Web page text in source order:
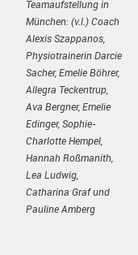
Teamaufstellung in
München: (v.l.) Coach
Alexis Szappanos,
Physiotrainerin Darcie
Sacher, Emelie Böhrer,
Allegra Teckentrup,
Ava Bergner, Emelie
Edinger, Sophie-
Charlotte Hempel,
Hannah Roßmanith,
Lea Ludwig,
Catharina Graf und
Pauline Amberg